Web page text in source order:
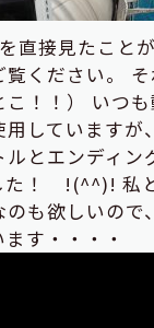
直接見たこと
ください。
！！） いつ
していますが
ルとエンディン
た！ !(^^)! 私
も欲しいので
す・・・・